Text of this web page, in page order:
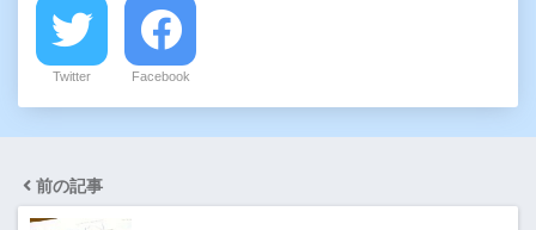
Twitter Facebook
前の記事